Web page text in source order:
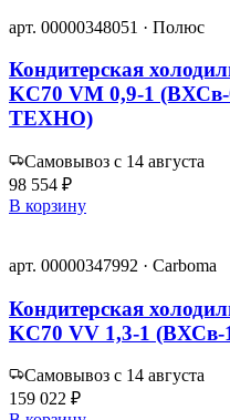
арт. 00000348051 · Полюс
Кондитерская
KC70 VM 0,9-1
ТЕХНО)
Самовывоз с 14 августа
98 554 ₽
В корзину
арт. 00000347992 · Carboma
Кондитерская
KC70 VV 1,3-1
Самовывоз с 14 августа
159 022 ₽